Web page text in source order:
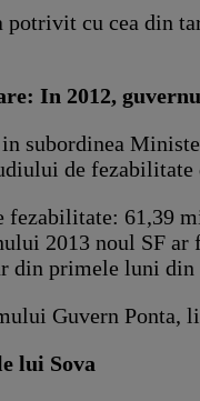
potrivit cu cea din
In 2012,
subordinea
de
61,39
2013 noul SF
din primele luni din
Guvern Ponta,
lui Sova